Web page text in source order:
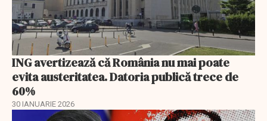
ING avertizează că România nu mai poate
evita austeritatea. Datoria publică trece de
60%
30 IANUARIE 2026